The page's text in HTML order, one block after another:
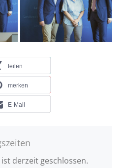
teilen
merken
E-Mail
derzeit geschlossen.